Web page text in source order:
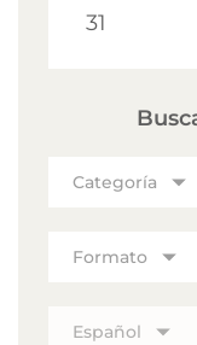
31
Categoría
Formato
Español